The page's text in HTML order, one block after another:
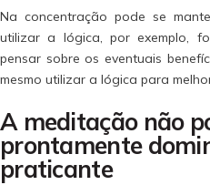
Na concentração pode se
utilizar a lógica, por exemplo,
pensar sobre os eventuais
mesmo utilizar a lógica para
A meditação não
prontamente
praticante